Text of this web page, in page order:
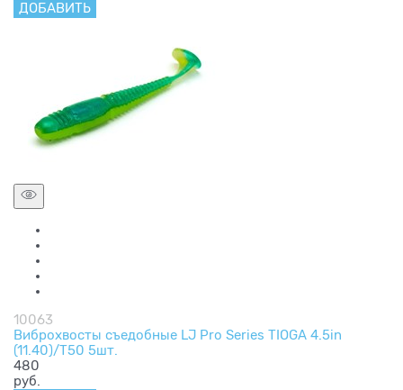
ДОБАВИТЬ
10063
Виброхвосты съедобные LJ Pro Series TIOGA 4.5in
(11.40)/T50 5шт.
480
руб.